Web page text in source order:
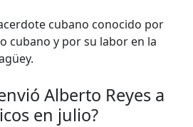
cubano conocido por
cubano y por su labor en la
Alberto Reyes a
en julio?